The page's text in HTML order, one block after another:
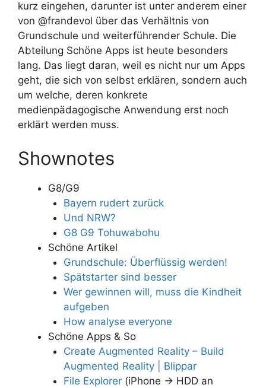
kurz eingehen, darunter ist unter anderem einer
von @frandevol über das Verhältnis von
Grundschule und weiterführender Schule. Die
Abteilung Schöne Apps ist heute besonders
lang. Das liegt daran, weil es nicht nur um Apps
geht, die sich von selbst erklären, sondern auch
um welche, deren konkrete
medienpädagogische Anwendung erst noch
erklärt werden muss.
Shownotes
G8/G9
Bayern rudert zurück
Und NRW?
G8 G9 Tohuwabohu
Schöne Artikel
Grundschule: Überflüssig werden!
Spätstarter sind besser
Wer gewinnen will, muss die Kindheit
aufgeben
How analyse everyone
Schöne Apps & So
Create Augmented Reality – Build
Augmented Reality | Blippar
File Explorer(iPhone → HDD an